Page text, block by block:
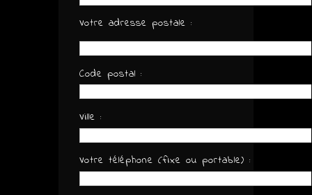
Votre adresse postale :
Code postal :
Ville :
Votre téléphone (fixe ou portable) :